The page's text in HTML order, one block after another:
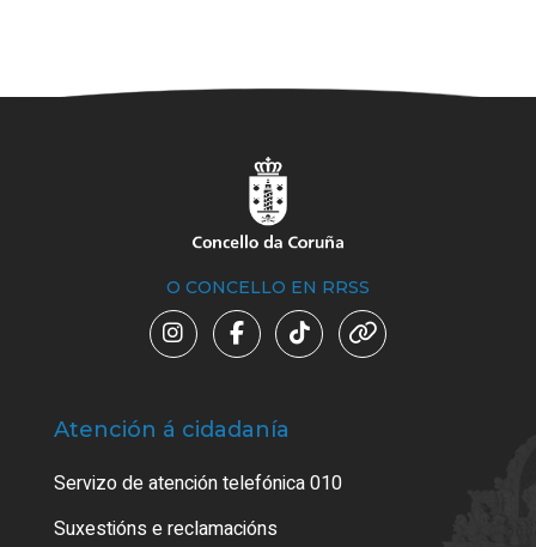
O CONCELLO EN RRSS
Atención á cidadanía
Servizo de atención telefónica 010
Suxestións e reclamacións